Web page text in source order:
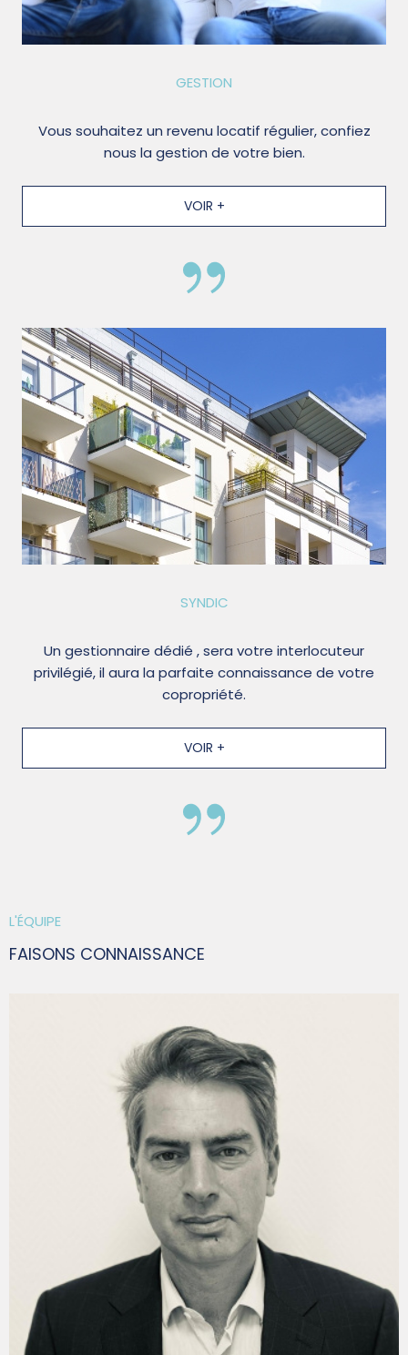
GESTION
Vous souhaitez un revenu locatif régulier, confiez
nous la gestion de votre bien.
VOIR +
SYNDIC
Un gestionnaire dédié , sera votre interlocuteur
privilégié, il aura la parfaite connaissance de votre
copropriété.
VOIR +
L'ÉQUIPE
FAISONS CONNAISSANCE
FRANÇOIS-XAVIER GUIS